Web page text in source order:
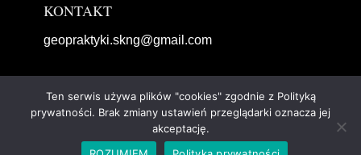
KONTAKT
geopraktyki.skng@gmail.com
Copyright © 2019 Geopraktyki, Wykonanie: Tomasz
Sowada
Ten serwis używa plików "cookies" zgodnie z Polityką
prywatności. Brak zmiany ustawień przeglądarki oznacza jej
akceptację.